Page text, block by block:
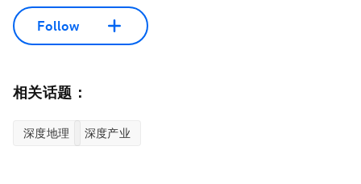
Follow
相关话题：
深度地理 深度产业